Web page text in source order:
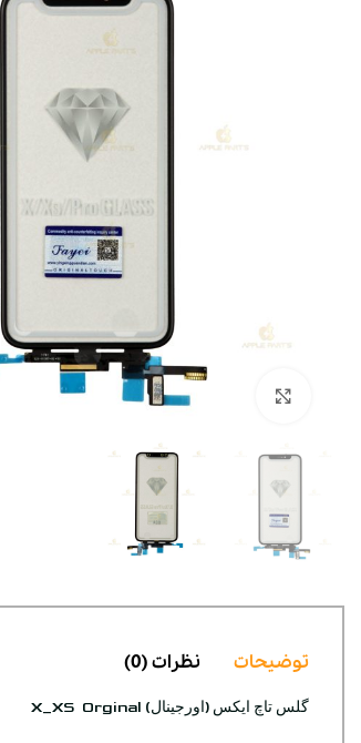
بزرگنمایی تصویر
توضیحات نظرات (0)
گلس تاچ ایکس (اورجینال) X_XS Orginal